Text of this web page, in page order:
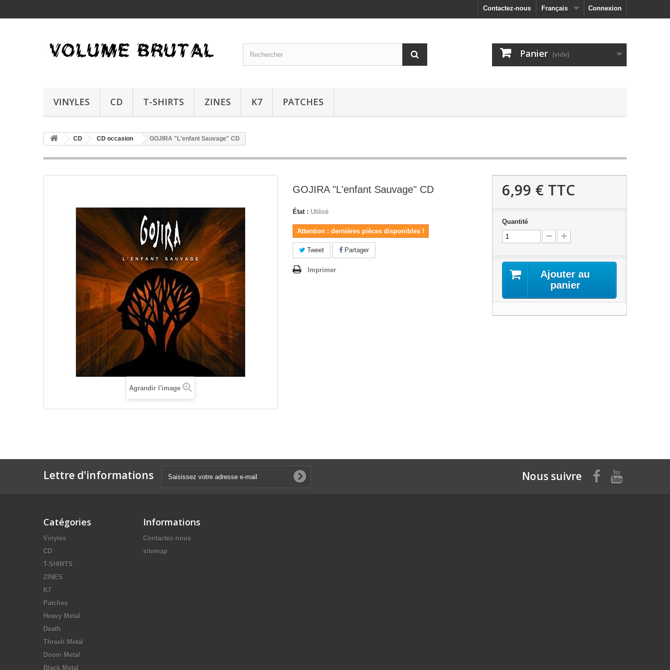
Connexion
Français
Contactez-nous
Panier (vide)
VINYLES CD T-SHIRTS ZINES K7 PATCHES
CD CD occasion GOJIRA "L'enfant Sauvage" CD
Agrandir l'image
GOJIRA "L'enfant Sauvage" CD
État : Utilisé
Attention : dernières pièces disponibles !
Tweet Partager
Imprimer
6,99 € TTC
Quantité
Ajouter au
panier
Lettre d'informations Nous suivre
Catégories
Vinyles
CD
T-SHIRTS
ZINES
K7
Patches
Heavy Metal
Death
Thrash Metal
Doom Metal
Black Metal
Informations
Contactez-nous
sitemap